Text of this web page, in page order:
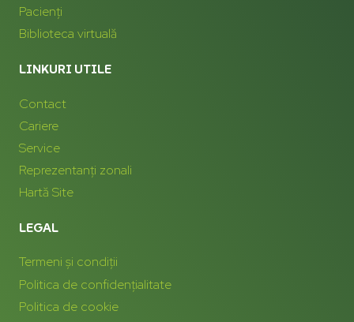
Pacienți
Biblioteca virtuală
LINKURI UTILE
Contact
Cariere
Service
Reprezentanți zonali
Hartă Site
LEGAL
Termeni și condiții
Politica de confidențialitate
Politica de cookie